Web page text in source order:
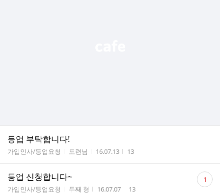
등업 부탁합니다!
게시판명
가입인사/등업요청 작성자
도련님 작성시간
16.07.13 조회수
13
등업 신청합니다~
게시판명
가입인사/등업요청 작성자
두째 형 작성시간
16.07.07 조회수
13
댓
글 1